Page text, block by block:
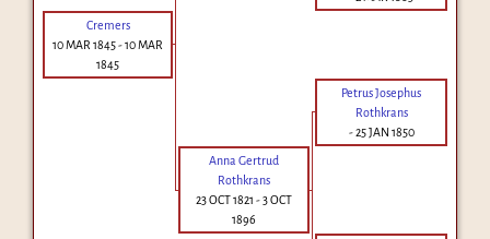
Cremers
10 MAR 1845-10 MAR
1845
Petrus Josephus
Rothkrans
-25 JAN 1850
Anna Gertrud
Rothkrans
23 OCT 1821 -3 OCT
1896